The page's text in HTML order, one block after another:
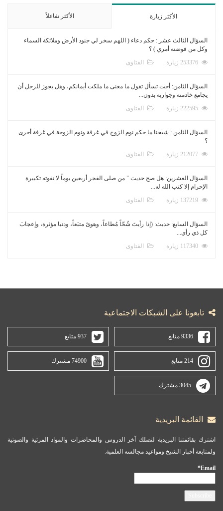
الأكثر زيارة الأكثر تفاعلاً
السؤال الثالث عشر : حكم دعاء ( اللهم سخر لي جنود الأرض وملائكة السماء
وكل من فوضته أمري ) ؟
الفتاوى
السؤال الثامن: أخت تسأل تقول ما معنى ما ملكت أيمانكم، وهل يجوز للرجل أن
يجامع خادمته وجواريه بدون...
الفتاوى
السؤال الثامن : شيخنا ما حكم نوم الزوج في غرفة ونوم الزوجة في غرفة أخرى
؟
الفتاوى
السؤال العشرين: هل صح حديث " من صلى الفجر أربعين يوماً لا تفوته تكبيرة
الإحرام إلا كتب الله له...
الفتاوى
السؤال السابع: حديث: (إذا رأيتَ شُحّاً مُطاعاً، وهوىً متبَعاً، ودنيا مؤثرة، وإعجابَ
كل ذي رأي...
الفتاوى
تابعونا على الشبكات الاجتماعية
9336 متابع 937 متابع
214 متابع 74900 مشترك
3045 مشترك
القائمة البريدية
اشترك بقائمتنا البريدية لتصلك آخر الدروس والمحاضرات والمواد المرئية والصوتية
ولمتابعة أخبار الشيخ ومواعيد مجالسه العلمية.
Email*